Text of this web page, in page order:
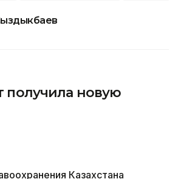
получила новую
Казахстана